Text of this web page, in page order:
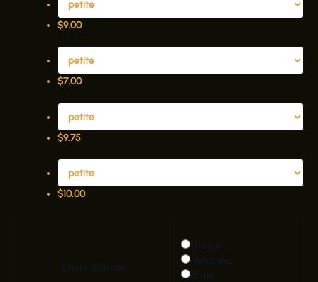
$9.00
$7.00
$9.75
$10.00
Choisir Format
Grosse
Moyenne
Petite